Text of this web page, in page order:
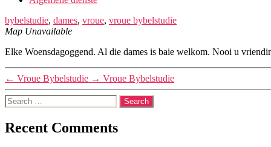
bybelstudie, dames, vroue, vroue bybelstudie
Map Unavailable
Elke Woensdagoggend. Al die dames is baie welkom. Nooi u
← Vroue Bybelstudie → Vroue Bybelstudie
Search
for:
Recent Comments